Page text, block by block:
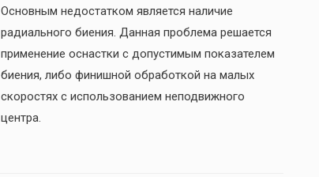
Основным недостатком является наличие
радиального биения. Данная проблема решается
применение оснастки с допустимым показателем
биения, либо финишной обработкой на малых
скоростях с использованием неподвижного
центра.